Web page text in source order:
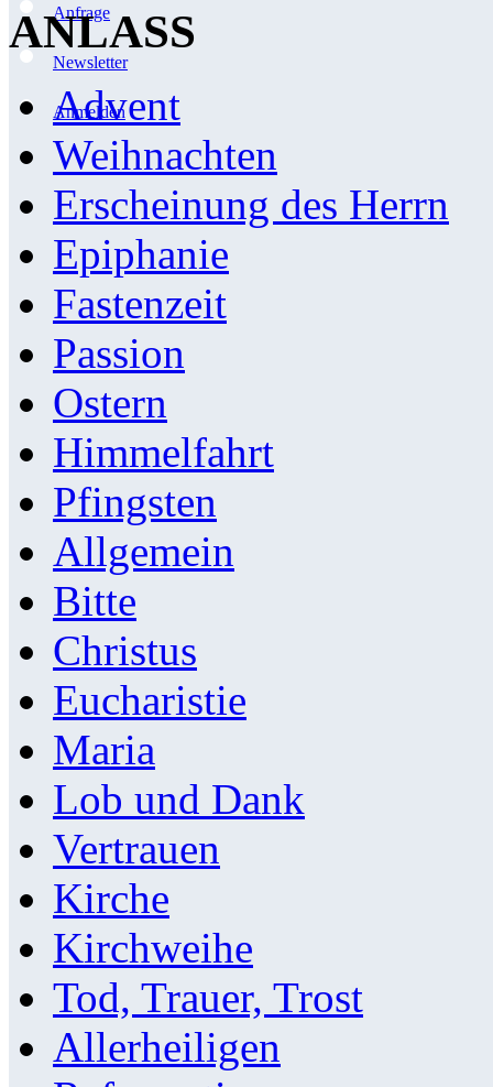
Anfrage
Newsletter
Anmelden
ANLASS
Advent
Weihnachten
Erscheinung des Herrn
Epiphanie
Fastenzeit
Passion
Ostern
Himmelfahrt
Pfingsten
Allgemein
Bitte
Christus
Eucharistie
Maria
Lob und Dank
Vertrauen
Kirche
Kirchweihe
Tod, Trauer, Trost
Allerheiligen